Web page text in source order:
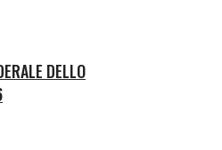
DELLO